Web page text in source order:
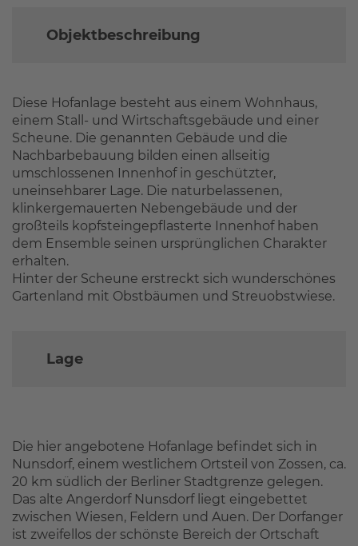
Objektbeschreibung
Diese Hofanlage besteht aus einem Wohnhaus,
einem Stall- und Wirtschaftsgebäude und einer
Scheune. Die genannten Gebäude und die
Nachbarbebauung bilden einen allseitig
umschlossenen Innenhof in geschützter,
uneinsehbarer Lage. Die naturbelassenen,
klinkergemauerten Nebengebäude und der
großteils kopfsteingepflasterte Innenhof haben
dem Ensemble seinen ursprünglichen Charakter
erhalten.
Hinter der Scheune erstreckt sich wunderschönes
Gartenland mit Obstbäumen und Streuobstwiese.
Lage
Die hier angebotene Hofanlage befindet sich in
Nunsdorf, einem westlichem Ortsteil von Zossen, ca.
20 km südlich der Berliner Stadtgrenze gelegen.
Das alte Angerdorf Nunsdorf liegt eingebettet
zwischen Wiesen, Feldern und Auen. Der Dorfanger
ist zweifellos der schönste Bereich der Ortschaft